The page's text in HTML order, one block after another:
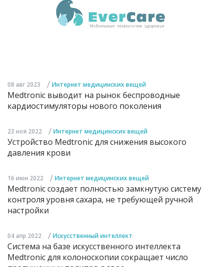
08 авг 2023 / Интернет медицинских вещей
Medtronic выводит на рынок беспроводные
кардиостимуляторы нового поколения
23 ноя 2022 / Интернет медицинских вещей
Устройство Medtronic для снижения высокого
давления крови
16 июн 2022 / Интернет медицинских вещей
Medtronic создает полностью замкнутую систему
контроля уровня сахара, не требующей ручной
настройки
04 апр 2022 / Искусственный интеллект
Система на базе искусственного интеллекта
Medtronic для колоноскопии сокращает число